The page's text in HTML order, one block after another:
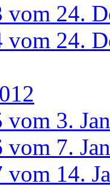
vom 24.
vom 24.
vom 3.
vom 7.
vom 14.